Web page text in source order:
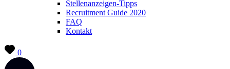
Stellenanzeigen-Tipps
Recruitment Guide 2020
FAQ
Kontakt
0